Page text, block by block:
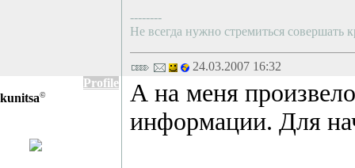
--------
Не всегда нужно стремиться совершать
24.03.2007 16:32
Profile
kunitsa©
А на меня
информации. Для